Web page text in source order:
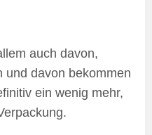
auch davon,
und davon bekommen
ein wenig mehr,